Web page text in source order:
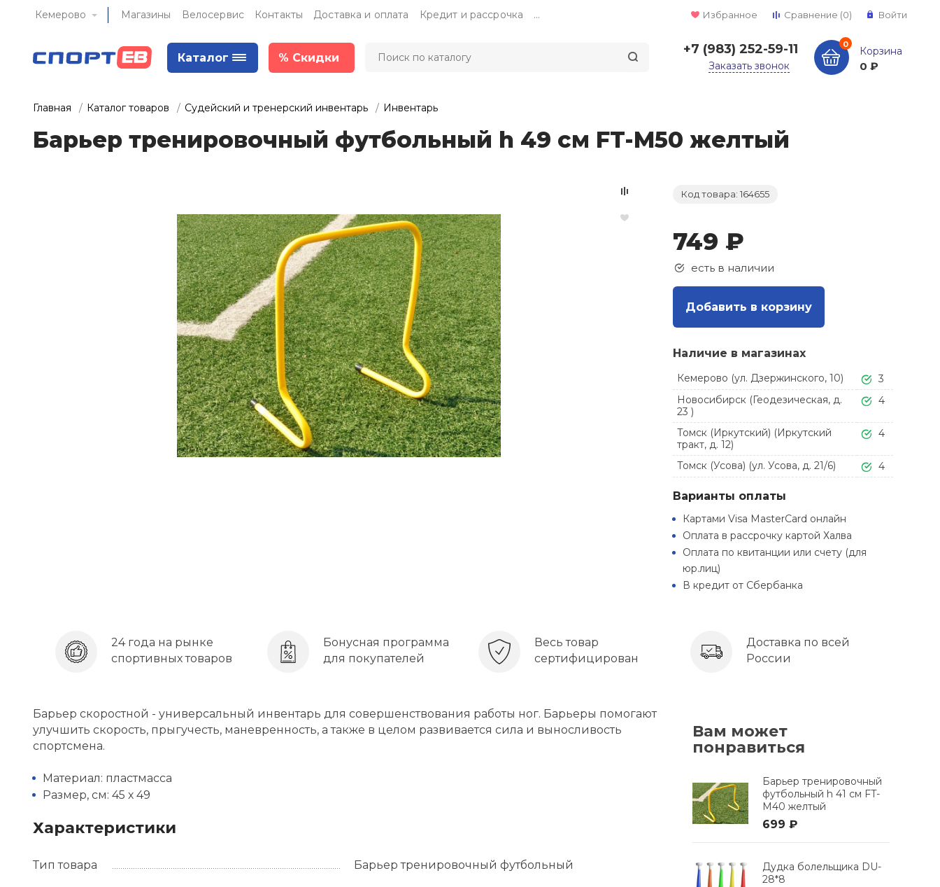
Кемерово Магазины Велосервис Контакты Доставка и оплата Кредит и рассрочка ... Избранное Сравнение (0) Войти
Каталог % Скидки
+7 (983) 252-59-11
Заказать звонок
0
Корзина
0 ₽
Главная Каталог товаров Судейский и тренерский инвентарь Инвентарь
Барьер тренировочный футбольный h 49 см FT-M50 желтый
Код товара: 164655
749 ₽
есть в наличии
Добавить в корзину
Наличие в магазинах
Кемерово (ул. Дзержинского, 10)
3
Новосибирск (Геодезическая, д.
23 )
4
Томск (Иркутский) (Иркутский
тракт, д. 12)
4
Томск (Усова) (ул. Усова, д. 21/6) 4
Варианты оплаты
Картами Visa MasterCard онлайн
Оплата в рассрочку картой Халва
Оплата по квитанции или счету (для
юр.лиц)
В кредит от Сбербанка
24 года на рынке
спортивных товаров
Бонусная программа
для покупателей
Весь товар
сертифицирован
Доставка по всей
России
Барьер скоростной - универсальный инвентарь для совершенствования работы ног. Барьеры помогают
улучшить скорость, прыгучесть, маневренность, а также в целом развивается сила и выносливость
спортсмена.
Материал: пластмасса
Размер, см: 45 х 49
Характеристики
Тип товара Барьер тренировочный футбольный
Вам может
понравиться
Барьер тренировочный
футбольный h 41 см FT-
M40 желтый
699 ₽
Дудка болельщика DU-
28*8